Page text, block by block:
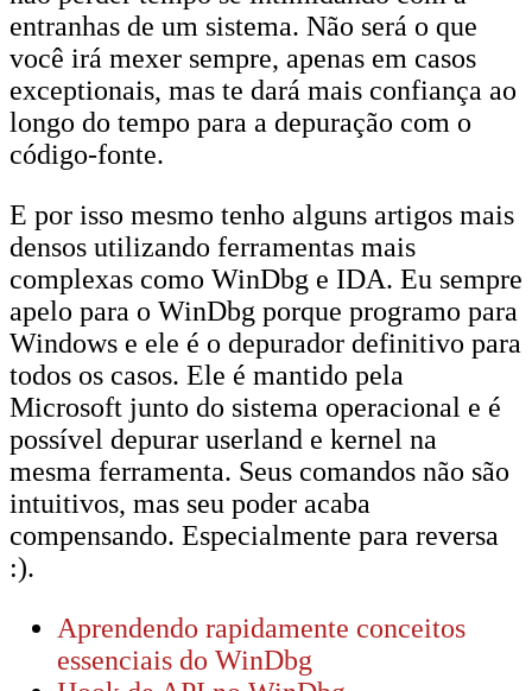
entranhas de um sistema. Não será o que
você irá mexer sempre, apenas em casos
exceptionais, mas te dará mais confiança ao
longo do tempo para a depuração com o
código-fonte.
E por isso mesmo tenho alguns artigos mais
densos utilizando ferramentas mais
complexas como WinDbg e IDA. Eu sempre
apelo para o WinDbg porque programo para
Windows e ele é o depurador definitivo para
todos os casos. Ele é mantido pela
Microsoft junto do sistema operacional e é
possível depurar userland e kernel na
mesma ferramenta. Seus comandos não são
intuitivos, mas seu poder acaba
compensando. Especialmente para reversa
:).
Aprendendo rapidamente conceitos
essenciais do WinDbg